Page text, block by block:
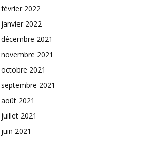
février 2022
janvier 2022
décembre 2021
novembre 2021
octobre 2021
septembre 2021
août 2021
juillet 2021
juin 2021